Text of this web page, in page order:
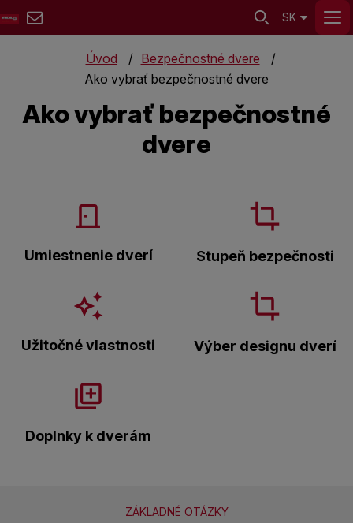
SK
Úvod
Bezpečnostné dvere
Ako vybrať bezpečnostné dvere
Ako vybrať bezpečnostné
dvere
Umiestnenie dverí Stupeň bezpečnosti
Užitočné vlastnosti Výber designu dverí
Doplnky k dverám
ZÁKLADNÉ OTÁZKY